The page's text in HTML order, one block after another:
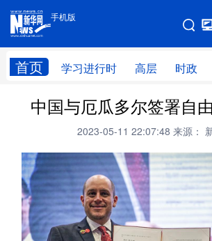
手机版
首页 学习进行时 高层 时政
手机版
网站地图
学习进行时 高层 时政
财经 网评
台湾 思客智库 全球连线
科技 科创 量子
文化 书画
中国与厄瓜多尔签署自
2023-05-11 22:07:48 来源：